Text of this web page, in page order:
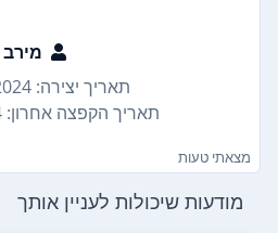
מירב
תאריך יצירה: 10/11/2024
תאריך הקפצה אחרון: 10/11/2024
מצאתי טעות
מודעות שיכולות לעניין אותך